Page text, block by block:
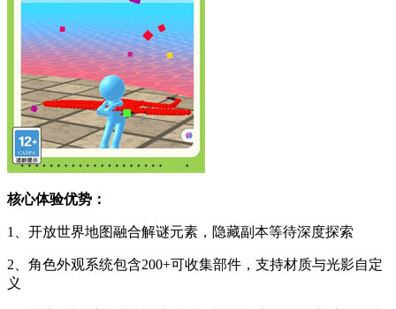
核心体验优势：
1、开放世界地图融合解谜元素，隐藏副本等待深度探索
2、角色外观系统包含200+可收集部件，支持材质与光影自定
义